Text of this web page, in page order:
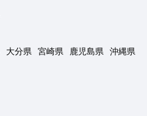
大分県 宮崎県 鹿児島県 沖縄県